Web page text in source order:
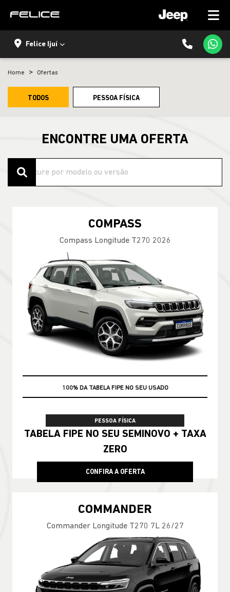
Felice Ijuí
Home Ofertas
TODOS PESSOA FÍSICA
ENCONTRE UMA OFERTA
COMPASS
Compass Longitude T270 2026
100% DA TABELA FIPE NO SEU USADO
PESSOA FÍSICA
TABELA FIPE NO SEU SEMINOVO + TAXA
ZERO
CONFIRA A OFERTA
COMMANDER
Commander Longitude T270 7L 26/27